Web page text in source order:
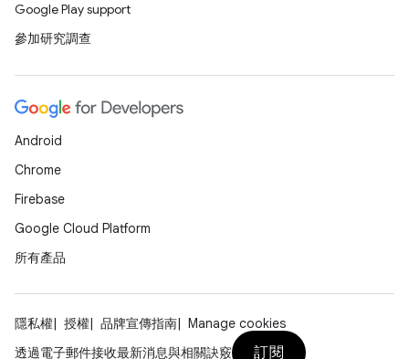
Google Play support
參加研究調查
Android
Chrome
Firebase
Google Cloud Platform
所有產品
隱私權 授權 品牌宣傳指南
Manage cookies
透過電子郵件接收最新消息與相關訣竅
訂閱